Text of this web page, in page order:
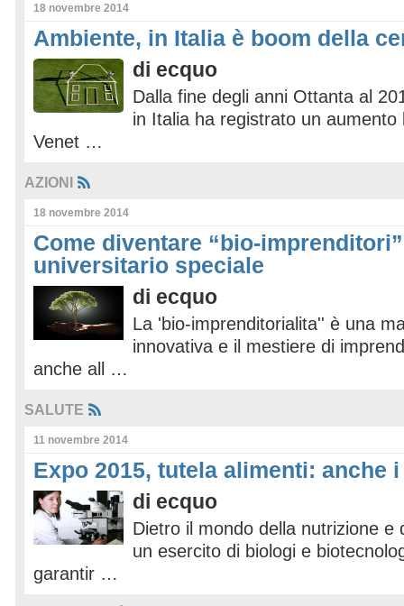
18 novembre 2014
Ambiente, in Italia è boom della
di ecquo
Dalla fine degli anni Ottanta al
in Italia ha registrato un
Venet …
AZIONI
18 novembre 2014
Come diventare “bio-
universitario speciale
di ecquo
La 'bio-imprenditorialita'' è una
innovativa e il mestiere di
anche all …
SALUTE
11 novembre 2014
Expo 2015, tutela alimenti: anche
di ecquo
Dietro il mondo della nutrizione e
un esercito di biologi e
garantir …